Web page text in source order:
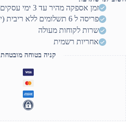
זמן אספקה מהיר עד 3 ימי עסקים
פריסה ל 6 תשלומים ללא ריבית (יותר? דברו איתנו)
שרות לקוחות מעולה
אחריות רשמית
קניה בטוחה מובטחת